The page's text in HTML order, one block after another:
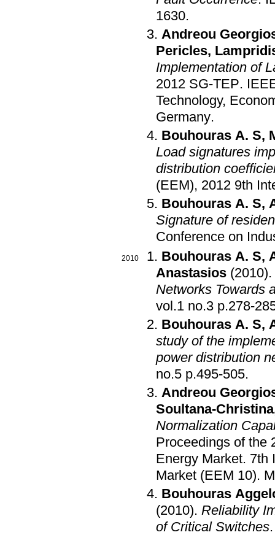
1630.
Andreou
Pericles,
Implementation of
2012 SG-TEP.
Technology,
Germany.
Bouhouras A. S,
Load signatures
distribution
(EEM), 2012 9th
Bouhouras A. S,
Signature of
Conference on
2010 Bouhouras A. S,
Anastasios (2010).
Networks Towards
vol.1 no.3 p.278-
Bouhouras A. S,
study of the
power distribution
no.5 p.495-505.
Andreou
Soultana-Christina
Normalization
Proceedings of the
Energy Market. 7th
Market (EEM 10).
Bouhouras
(2010). Reliability
of Critical Switches